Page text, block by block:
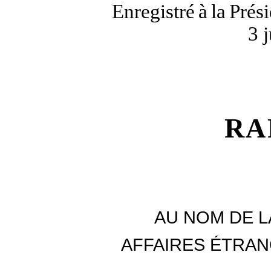
Enregistré àla
3
AU NOM DE
AFFAIRES